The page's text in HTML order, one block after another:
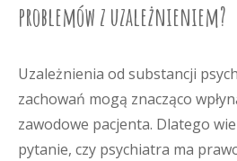
problemów z uzależnieniem?
Uzależnienia od substancji
zachowań mogą znacząco
zawodowe pacjenta. Dlatego
pytanie, czy psychiatra ma